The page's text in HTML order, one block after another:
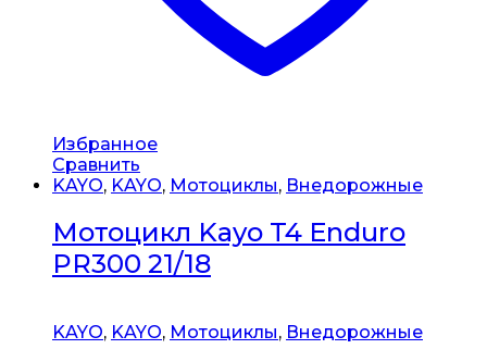
Избранное
Сравнить
KAYO, KAYO, Мотоциклы, Внедорожные
Мотоцикл Kayo T4 Enduro
PR300 21/18
KAYO, KAYO, Мотоциклы, Внедорожные